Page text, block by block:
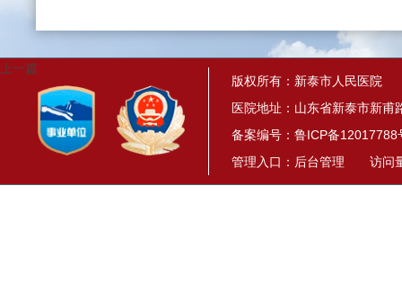
上一篇
版权所有：新泰市人民医院
医院地址：山东省新泰市新甫
备案编号： 鲁ICP备12017788
管理入口： 后台管理 访问量